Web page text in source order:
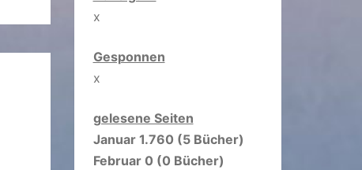
x
Gesponnen
x
gelesene Seiten
Januar 1.760 (5 Bücher)
Februar 0 (0 Bücher)